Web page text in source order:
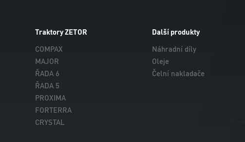
Traktory ZETOR
COMPAX
MAJOR
ŘADA 6
ŘADA 5
PROXIMA
FORTERRA
CRYSTAL
Další produkty
Náhradní díly
Oleje
Čelní nakladače